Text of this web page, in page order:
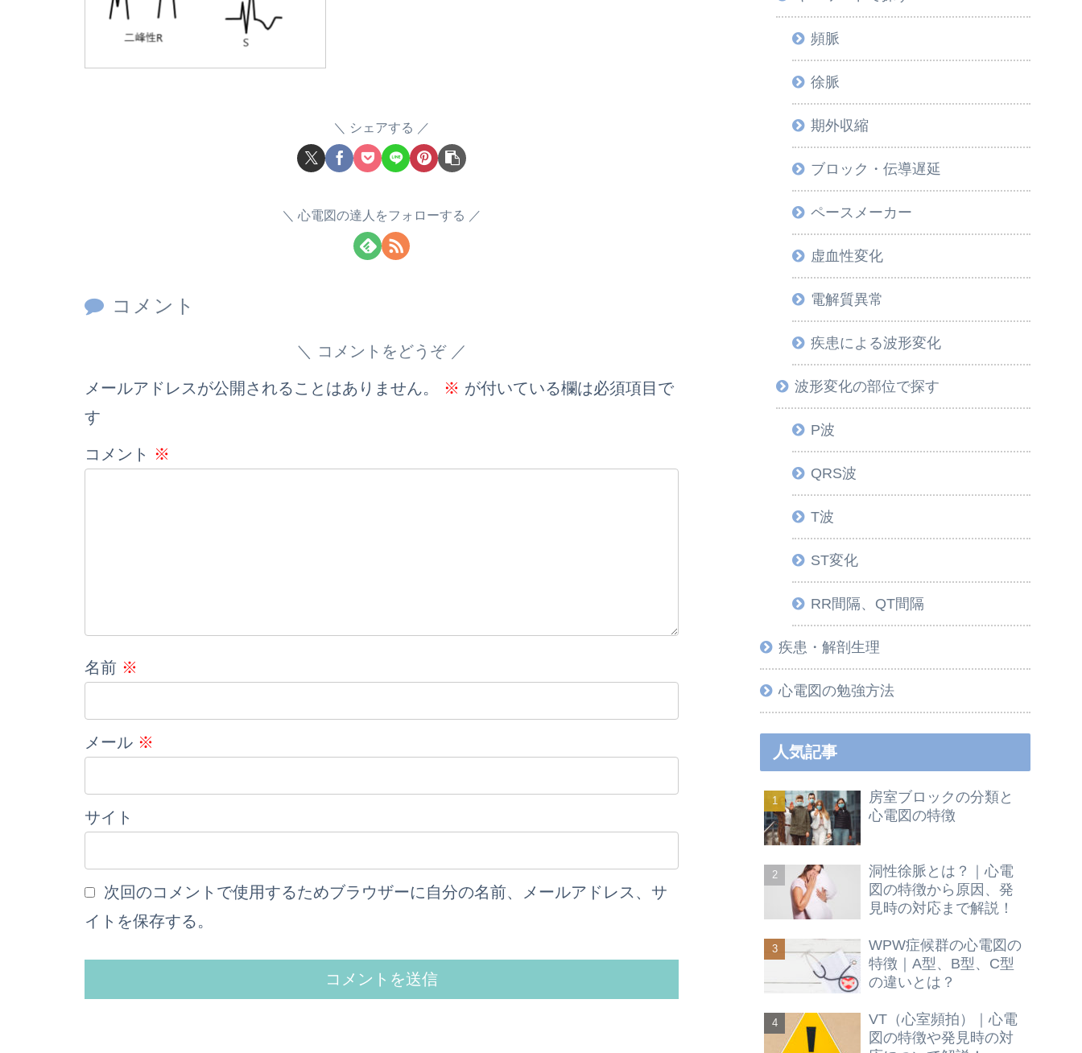
シェアする
心電図の達人をフォローする
コメント
コメントをどうぞ
メールアドレスが公開されることはありません。 ※ が付いている欄は必須項目で
す
コメント ※
名前 ※
メール ※
サイト
次回のコメントで使用するためブラウザーに自分の名前、メールアドレス、サ
イトを保存する。
頻脈
徐脈
期外収縮
ブロック・伝導遅延
ペースメーカー
虚血性変化
電解質異常
疾患による波形変化
波形変化の部位で探す
P波
QRS波
T波
ST変化
RR間隔、QT間隔
疾患・解剖生理
心電図の勉強方法
人気記事
房室ブロックの分類と
心電図の特徴
洞性徐脈とは？｜心電
図の特徴から原因、発
見時の対応まで解説！
WPW症候群の心電図の
特徴｜A型、B型、C型
の違いとは？
VT（心室頻拍）｜心電
図の特徴や発見時の対